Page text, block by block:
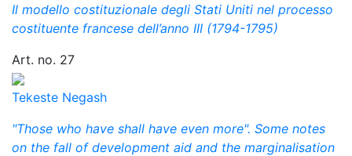
Il modello costituzionale degli Stati Uniti nel processo
costituente francese dell’anno III (1794-1795)
Art. no. 27
Tekeste Negash
"Those who have shall have even more". Some notes
on the fall of development aid and the marginalisation